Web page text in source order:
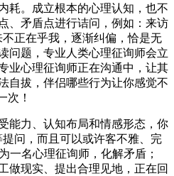
耗。成立根本的心理认知，也不
、矛盾点进行诘问，例如：来访
正在乎我，逐渐纠偏，恰是无
问题，专业人类心理征询师会立
业心理征询师正在沟通中，让其
自拔，伴侣哪些行为让你感觉不
次！
力、认知布局和情感形态，你
问，而且可以或许客不雅、完
一名心理征询师，化解矛盾；
做现实、提出合理见地，正在回